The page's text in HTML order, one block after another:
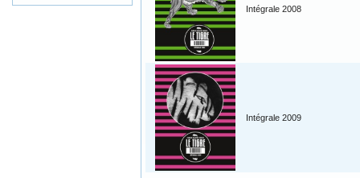
Intégrale 2008
Intégrale 2009